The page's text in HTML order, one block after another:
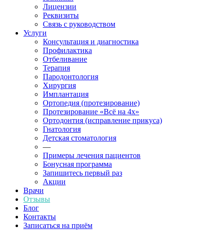
Лицензии
Реквизиты
Связь с руководством
Услуги
Консультация и диагностика
Профилактика
Отбеливание
Терапия
Пародонтология
Хирургия
Имплантация
Ортопедия (протезирование)
Протезирование «Всё на 4х»
Ортодонтия (исправление прикуса)
Гнатология
Детская стоматология
—
Примеры лечения пациентов
Бонусная программа
Запишитесь первый раз
Акции
Врачи
Отзывы
Блог
Контакты
Записаться на приём